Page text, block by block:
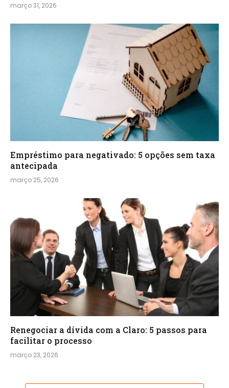
março 31, 2026
Empréstimo para negativado: 5 opções sem taxa
antecipada
março 25, 2026
Renegociar a dívida com a Claro: 5 passos para
facilitar o processo
março 23, 2026